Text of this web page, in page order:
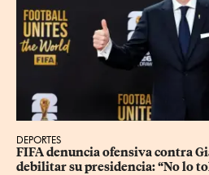
DEPORTES
FIFA denuncia ofensiva contra
debilitar su presidencia: “No lo